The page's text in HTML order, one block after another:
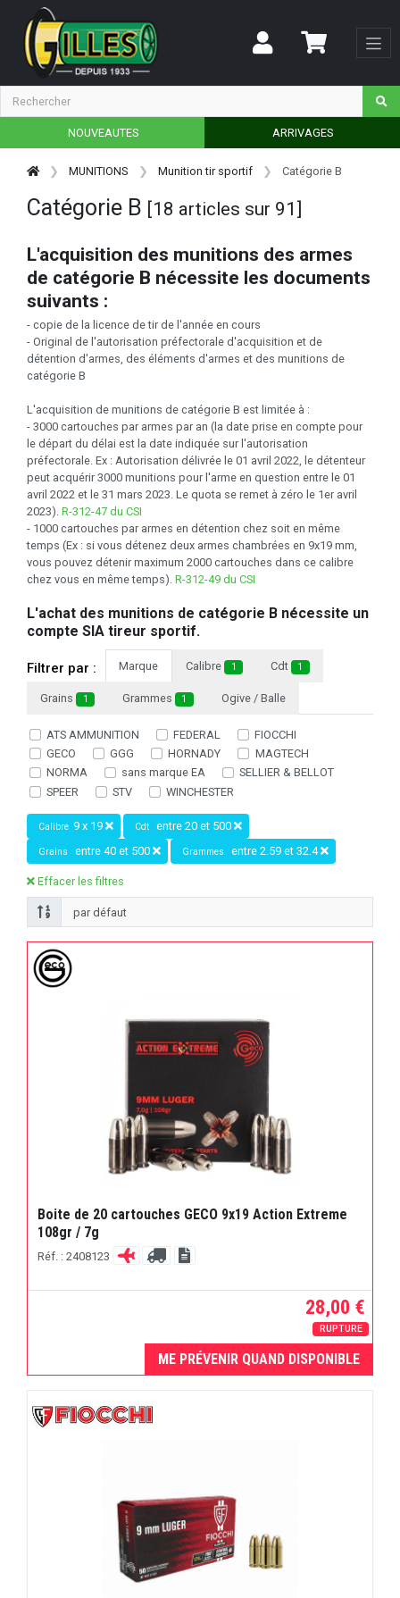
NOUVEAUTES ARRIVAGES
MUNITIONS Munition tir sportif Catégorie B
Catégorie B [18 articles sur 91]
L'acquisition des munitions des armes
de catégorie B nécessite les documents
suivants :
- copie de la licence de tir de l'année en cours
- Original de l'autorisation préfectorale d'acquisition et de
détention d'armes, des éléments d'armes et des munitions de
catégorie B
L'acquisition de munitions de catégorie B est limitée à :
- 3000 cartouches par armes par an (la date prise en compte pour
le départ du délai est la date indiquée sur l'autorisation
préfectorale. Ex : Autorisation délivrée le 01 avril 2022, le détenteur
peut acquérir 3000 munitions pour l'arme en question entre le 01
avril 2022 et le 31 mars 2023. Le quota se remet à zéro le 1er avril
2023). R-312-47 du CSI
- 1000 cartouches par armes en détention chez soit en même
temps (Ex : si vous détenez deux armes chambrées en 9x19 mm,
vous pouvez détenir maximum 2000 cartouches dans ce calibre
chez vous en même temps). R-312-49 du CSI
L'achat des munitions de catégorie B nécessite un
compte SIA tireur sportif.
Filtrer par : Marque Calibre 1 Cdt 1
Grains 1 Grammes 1 Ogive / Balle
ATS AMMUNITION FEDERAL
FIOCCHI
GECO
GGG HORNADY
MAGTECH
NORMA
sans marque EA
SELLIER & BELLOT
SPEER
STV WINCHESTER
Calibre 9 x 19 Cdt entre 20 et 500
Grains entre 40 et 500 Grammes entre 2.59 et 32.4
Effacer les filtres
Boite de 20 cartouches GECO 9x19 Action Extreme
108gr / 7g
Réf. : 2408123
28,00 €
RUPTURE
ME PRÉVENIR QUAND DISPONIBLE